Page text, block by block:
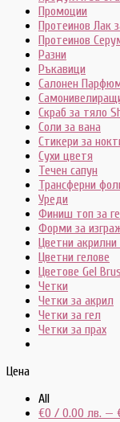
Промоции
Протеинов Лак
Протеинов
Разни
Ръкавици
Салонен
Скраб за тяло
Соли за вана
Стикери за
Сухи цветя
Течен сапун
Трансферни
Уреди
Финиш топ за
Форми за
Цветни
Цветни гелове
Цветове Gel
Четки
Четки за акрил
Четки за гел
Четки за прах
Цена
All
€0 / 0.00 лв. —